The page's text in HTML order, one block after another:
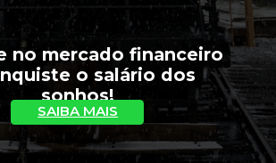
no mercado financeiro
o salário dos
sonhos!
SAIBA MAIS